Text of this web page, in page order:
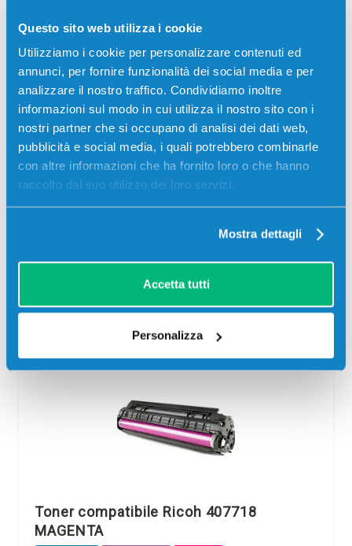
Questo sito web utilizza i cookie
Utilizziamo i cookie per personalizzare contenuti ed
annunci, per fornire funzionalità dei social media e per
analizzare il nostro traffico. Condividiamo inoltre
informazioni sul modo in cui utilizza il nostro sito con i
nostri partner che si occupano di analisi dei dati web,
pubblicità e social media, i quali potrebbero combinarle
con altre informazioni che ha fornito loro o che hanno
raccolto dal suo utilizzo dei loro servizi.
Mostra dettagli
Accetta tutti
Personalizza
Stampanti: Ricoh AFICIO SP C252DN, Ricoh AFICIO SP
44,00€
Aggiungi al carrello
SCADE TRA:
06 32
visualizzare l'offerta
Toner compatibile Ricoh 407718
MAGENTA